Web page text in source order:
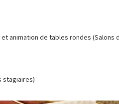
animation de tables rondes (Salons
stagiaires)